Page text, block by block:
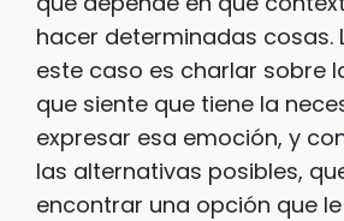
hacer determinadas cosas.
este caso es charlar sobre
que siente que tiene la
expresar esa emoción, y
las alternativas posibles,
encontrar una opción que